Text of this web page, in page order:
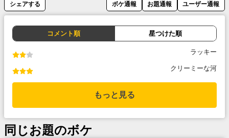
シェアする ボケ通報 お題通報 ユーザー通報
コメント順 星つけた順
ラッキー
クリーミーな河
もっと見る
同じお題のボケ